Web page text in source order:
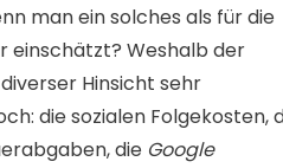
man ein solches als für die
einschätzt? Weshalb der
Hinsicht sehr
die sozialen Folgekosten,
die Google